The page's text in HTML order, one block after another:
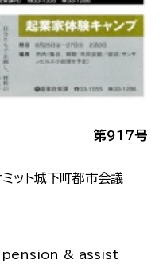
第917号
ット城下町都市会議
pension & assist